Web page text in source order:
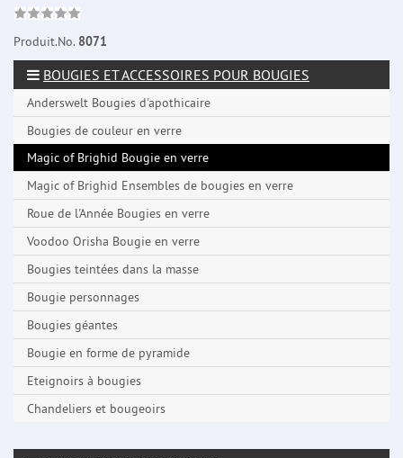
Produit.No. 8071
BOUGIES ET ACCESSOIRES POUR BOUGIES
Anderswelt Bougies d'apothicaire
Bougies de couleur en verre
Magic of Brighid Bougie en verre
Magic of Brighid Ensembles de bougies en verre
Roue de l'Année Bougies en verre
Voodoo Orisha Bougie en verre
Bougies teintées dans la masse
Bougie personnages
Bougies géantes
Bougie en forme de pyramide
Eteignoirs à bougies
Chandeliers et bougeoirs